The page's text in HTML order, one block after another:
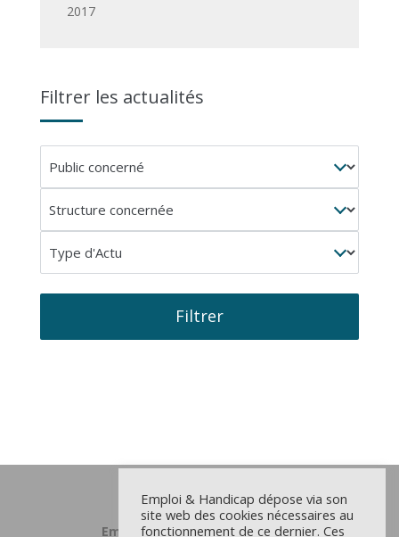
2017
Filtrer les actualités
concerné
concernée
d'Actu
Filtrer
Emploi et Handicap Grand Lille
Emploi & Handicap dépose via son
site web des cookies nécessaires au
fonctionnement de ce dernier. Ces